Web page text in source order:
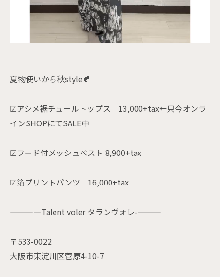
夏物使いから秋style🍂
☑アシメ裾チュールトップス 13,000+tax←只今オンラ
インSHOPにてSALE中
☑フード付メッシュベスト 8,900+tax
☑︎箔プリントパンツ 16,000+tax
————Talent voler タランヴォレ-———
〒533-0022
大阪市東淀川区菅原4-10-7